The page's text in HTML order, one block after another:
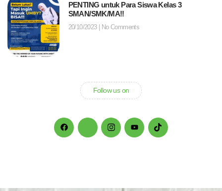
PENTING untuk Para Siswa Kelas 3
SMAN/SMK/MA!!
20/10/2023 No Comments
Follow us on